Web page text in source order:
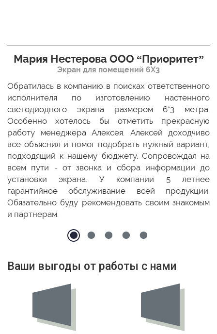
Мария Нестерова ООО “Приоритет”
Экран для помещений 6Х3
Обратилась в компанию в поисках ответственного
исполнителя по изготовлению настенного
светодиодного экрана размером 6*3 метра.
Особенно хотелось бы отметить прекрасную
работу менеджера Алексея. Алексей доходчиво
все объяснил и помог подобрать нужный вариант,
подходящий к нашему бюджету. Сопровождал на
всем пути - от звонка и сбора информации до
установки экрана. У компании 5 летнее
гарантийное обслуживание всей продукции.
Обязательно буду рекомендовать своим знакомым
и партнерам.
Ваши выгоды от работы с нами